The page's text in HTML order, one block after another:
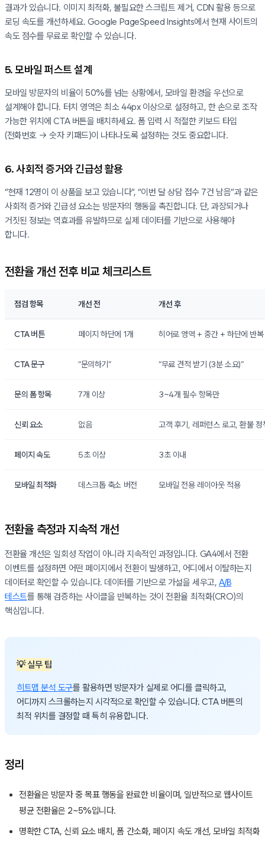
결과가 있습니다. 이미지 최적화, 불필요한 스크립트 제거, CDN 활용 등으로
로딩 속도를 개선하세요. Google PageSpeed Insights에서 현재 사이트의
속도 점수를 무료로 확인할 수 있습니다.
5. 모바일 퍼스트 설계
모바일 방문자의 비율이 50%를 넘는 상황에서, 모바일 환경을 우선으로
설계해야 합니다. 터치 영역은 최소 44px 이상으로 설정하고, 한 손으로 조작
가능한 위치에 CTA 버튼을 배치하세요. 폼 입력 시 적절한 키보드 타입
(전화번호 → 숫자 키패드)이 나타나도록 설정하는 것도 중요합니다.
6. 사회적 증거와 긴급성 활용
“현재 12명이 이 상품을 보고 있습니다”, “이번 달 상담 접수 7건 남음”과 같은
사회적 증거와 긴급성 요소는 방문자의 행동을 촉진합니다. 단, 과장되거나
거짓된 정보는 역효과를 유발하므로 실제 데이터를 기반으로 사용해야
합니다.
전환율 개선 전후 비교 체크리스트
점검 항목 개선 전 개선 후
CTA 버튼 페이지 하단에 1개 히어로 영역 + 중간 + 하단에 반
CTA 문구 “문의하기” “무료 견적 받기 (3분 소요)”
문의 폼 항목 7개 이상 3~4개 필수 항목만
신뢰 요소 없음 고객 후기, 레퍼런스 로고, 환불 정
페이지 속도 5초 이상 3초 이내
모바일 최적화 데스크톱 축소 버전 모바일 전용 레이아웃 적용
전환율 측정과 지속적 개선
전환율 개선은 일회성 작업이 아니라 지속적인 과정입니다. GA4에서 전환
이벤트를 설정하면 어떤 페이지에서 전환이 발생하고, 어디에서 이탈하는지
데이터로 확인할 수 있습니다. 데이터를 기반으로 가설을 세우고, A/B
테스트를 통해 검증하는 사이클을 반복하는 것이 전환율 최적화(CRO)의
핵심입니다.
💡 실무 팁
히트맵 분석 도구를 활용하면 방문자가 실제로 어디를 클릭하고,
어디까지 스크롤하는지 시각적으로 확인할 수 있습니다. CTA 버튼의
최적 위치를 결정할 때 특히 유용합니다.
정리
전환율은 방문자 중 목표 행동을 완료한 비율이며, 일반적으로 웹사이트
평균 전환율은 2~5%입니다.
명확한 CTA, 신뢰 요소 배치, 폼 간소화, 페이지 속도 개선, 모바일 최적화